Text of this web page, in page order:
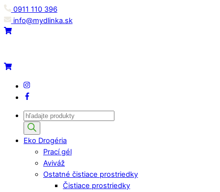
Skip
to
content
0911 110 396
info@mydlinka.sk
Menu
Cart
Cart
Products
search
Eko Drogéria
Prací gél
Aviváž
Ostatné čistiace prostriedky
Čistiace prostriedky